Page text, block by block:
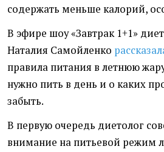
содержать меньше калорий,
В эфире шоу «Завтрак 1+1»
Наталия Самойленко
правила питания в летнюю
нужно пить в день и о каких
забыть.
В первую очередь диетолог
внимание на питьевой режим